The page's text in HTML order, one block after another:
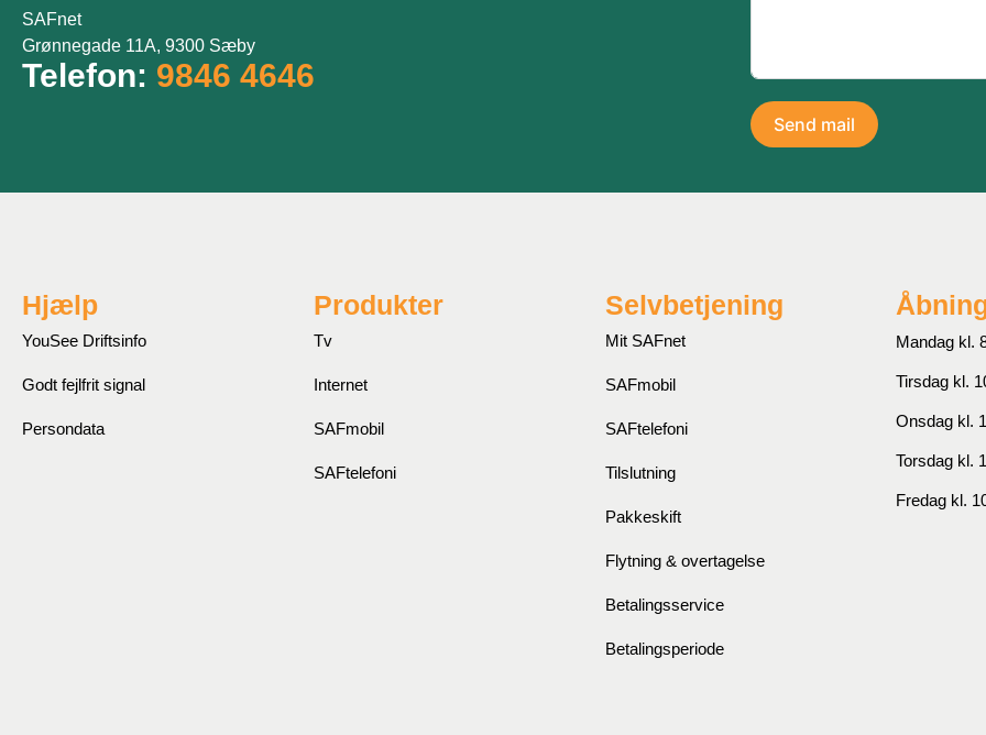
SAFnet
Grønnegade 11A, 9300 Sæby
Telefon: 9846 4646
Send mail
Hjælp
YouSee Driftsinfo
Godt fejlfrit signal
Persondata
Produkter
Tv
Internet
SAFmobil
SAFtelefoni
Selvbetjening
Mit SAFnet
SAFmobil
SAFtelefoni
Tilslutning
Pakkeskift
Flytning & overtagelse
Betalingsservice
Betalingsperiode
Mandag kl.
Tirsdag kl.
Onsdag kl.
Torsdag kl.
Fredag kl.